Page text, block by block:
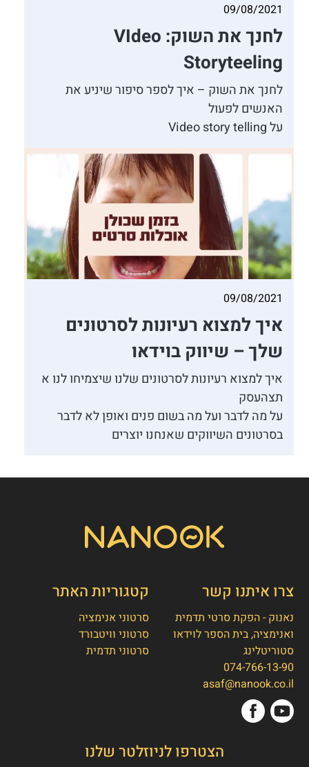
09/08/2021
לחנך את השוק: VIdeo
Storyteeling
לחנך את השוק – איך לספר סיפור שיניע את
האנשים לפעול
על Video story telling
09/08/2021
איך למצוא רעיונות לסרטונים
שלך – שיווק בוידאו
איך למצוא רעיונות לסרטונים שלנו שיצמיחו לנו א
תצהעסק
על מה לדבר ועל מה בשום פנים ואופן לא לדבר
בסרטונים השיווקים שאנחנו יוצרים
צרו איתנו קשר
נאנוק - הפקת סרטי תדמית
ואנימציה, בית הספר לוידאו
סטוריטלינג
074-766-13-90
asaf@nanook.co.il
קטגוריות האתר
סרטוני אנימציה
סרטוני וויטבורד
סרטוני תדמית
הצטרפו לניוזלטר שלנו
לאתר שלנו!